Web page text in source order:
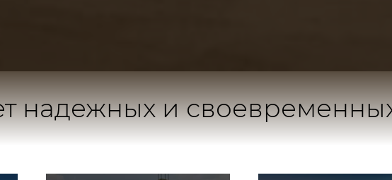
надежных и